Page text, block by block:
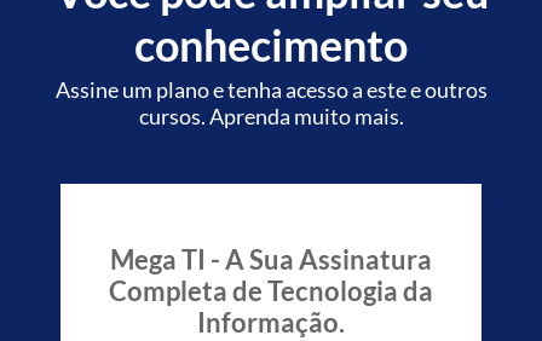
conhecimento
Assine um plano e tenha acesso a este e outros
cursos. Aprenda muito mais.
Mega TI - A Sua Assinatura
Completa de Tecnologia da
Informação.